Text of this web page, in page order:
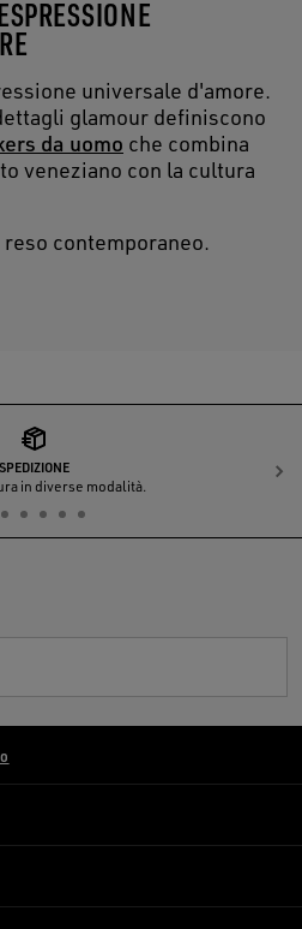
universale d'amore.
glamour definiscono
da uomo che combina
veneziano con la cultura
contemporaneo.
SPEDIZIONE
in diverse modalità.